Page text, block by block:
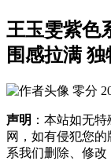
王玉雯紫色
围感拉满
零分
声明 ：本站如无
网，如有侵犯您
系我们删除、修